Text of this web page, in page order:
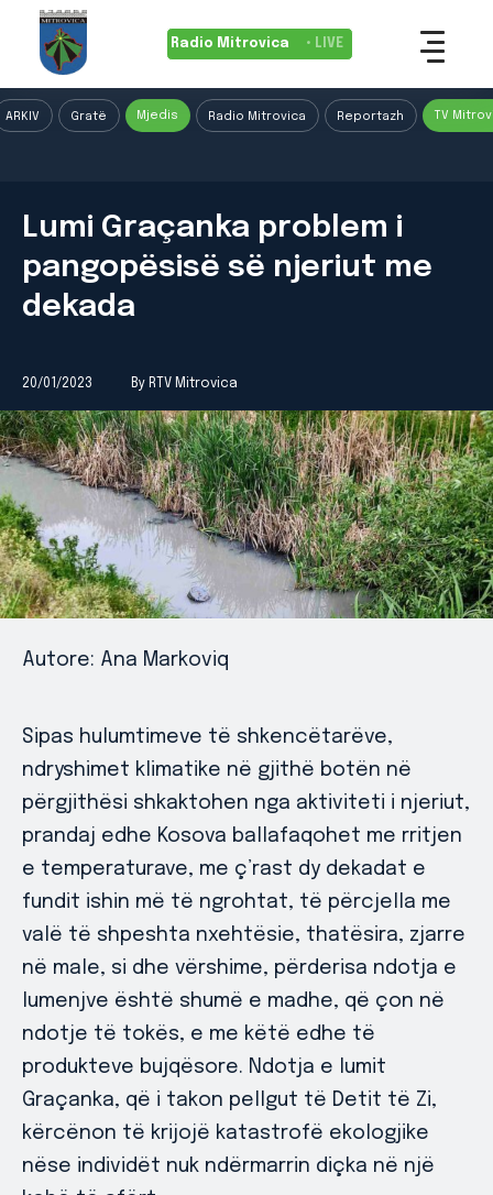
Radio Mitrovica • LIVE
ARKIV Gratë Mjedis Radio Mitrovica Reportazh TV
Lumi Graçanka problem i
pangopësisë së njeriut me
dekada
20/01/2023 By RTV Mitrovica
Autore: Ana Markoviq
Sipas hulumtimeve të shkencëtarëve,
ndryshimet klimatike në gjithë botën në
përgjithësi shkaktohen nga aktiviteti i njeriut,
prandaj edhe Kosova ballafaqohet me rritjen
e temperaturave, me ç’rast dy dekadat e
fundit ishin më të ngrohtat, të përcjella me
valë të shpeshta nxehtësie, thatësira, zjarre
në male, si dhe vërshime, përderisa ndotja e
lumenjve është shumë e madhe, që çon në
ndotje të tokës, e me këtë edhe të
produkteve bujqësore. Ndotja e lumit
Graçanka, që i takon pellgut të Detit të Zi,
kërcënon të krijojë katastrofë ekologjike
nëse individët nuk ndërmarrin diçka në një